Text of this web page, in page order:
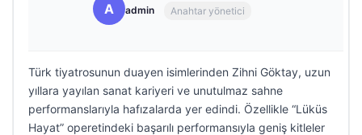
A admin Anahtar yönetici
Türk tiyatrosunun duayen isimlerinden Zihni Göktay, uzun
yıllara yayılan sanat kariyeri ve unutulmaz sahne
performanslarıyla hafızalarda yer edindi. Özellikle “Lüküs
Hayat” operetindeki başarılı performansıyla geniş kitleler